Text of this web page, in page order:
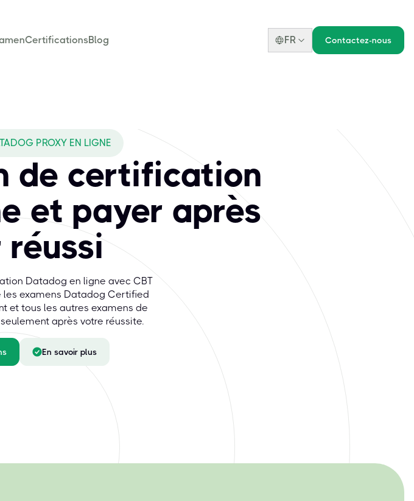
CertificationsBlog FR Contactez-nous
à obtenir une visibilité complète sur leur infrastructure informatique et leurs
PROXY EN LIGNE
de certification
et payer après
Datadog en ligne avec CBT
les examens Datadog Certified
et tous les autres examens de
après votre réussite.
En savoir plus